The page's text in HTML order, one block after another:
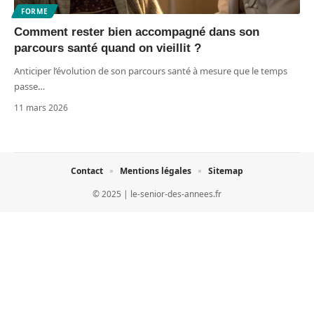
FORME
Comment rester bien accompagné dans son
parcours santé quand on vieillit ?
Anticiper l’évolution de son parcours santé à mesure que le temps
passe…
11 mars 2026
© 2025 | le-senior-des-annees.fr
Contact Mentions légales Sitemap